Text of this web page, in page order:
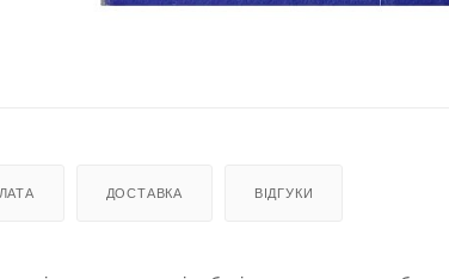
ДОСТАВКА ВІДГУКИ